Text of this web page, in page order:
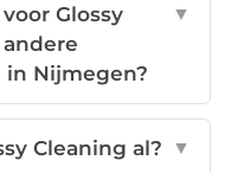
Glossy
Nijmegen?
▼
Cleaning al? ▼